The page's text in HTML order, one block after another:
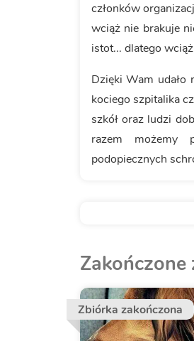
członków
wciąż nie brakuje
istot... dlatego
Dzięki Wam
kociego szpitalika
szkół oraz ludzi
razem możemy
podopiecznych
Zakończone
Zbiórka zakończona